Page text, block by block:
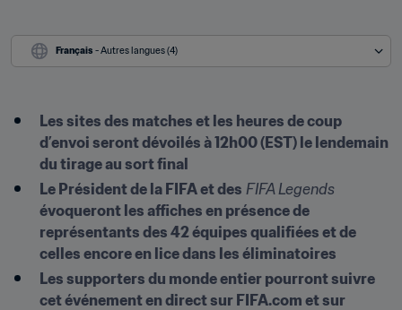
Français - Autres langues (4)
Les sites des matches et les heures de coup
d’envoi seront dévoilés à 12h00 (EST) le lendemain
du tirage au sort final
Le Président de la FIFA et des FIFA Legends
évoqueront les affiches en présence de
représentants des 42 équipes qualifiées et de
celles encore en lice dans les éliminatoires
Les supporters du monde entier pourront suivre
cet événement en direct sur FIFA.com et sur